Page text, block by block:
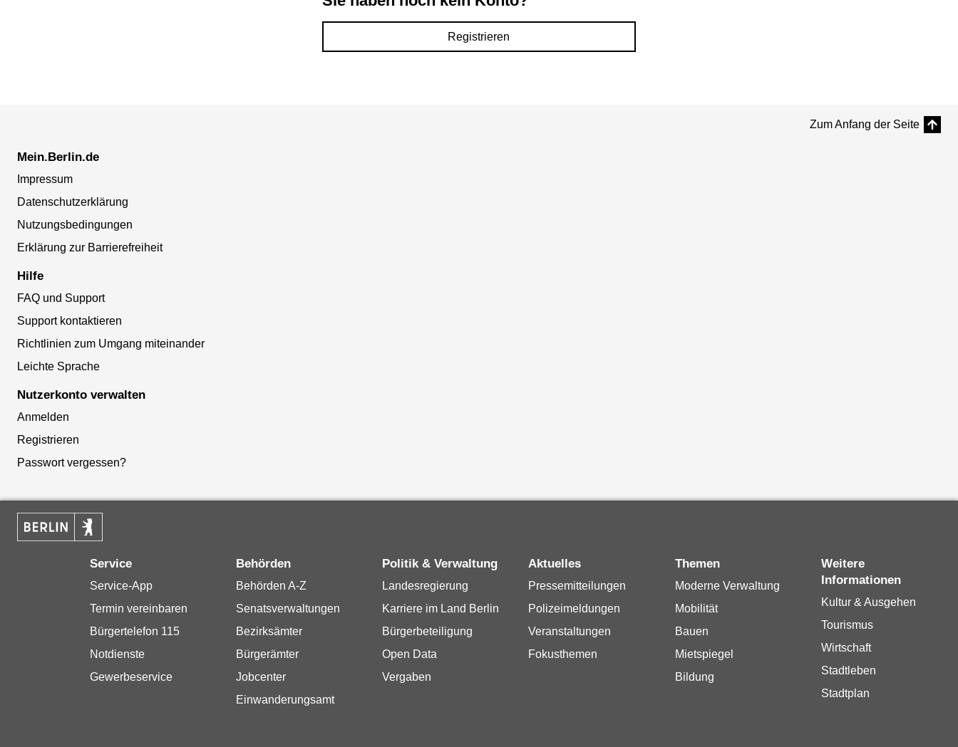
Registrieren
Zum Anfang der Seite
Mein.Berlin.de
Impressum
Datenschutzerklärung
Nutzungsbedingungen
Erklärung zur Barrierefreiheit
Hilfe
FAQ und Support
Support kontaktieren
Richtlinien zum Umgang miteinander
Leichte Sprache
Nutzerkonto verwalten
Anmelden
Registrieren
Passwort vergessen?
Service
Service-App
Termin vereinbaren
Bürgertelefon 115
Notdienste
Gewerbeservice
Behörden
Behörden A-Z
Senatsverwaltungen
Bezirksämter
Bürgerämter
Jobcenter
Einwanderungsamt
Politik & Verwaltung
Landesregierung
Karriere im Land Berlin
Bürgerbeteiligung
Open Data
Vergaben
Aktuelles
Pressemitteilungen
Polizeimeldungen
Veranstaltungen
Fokusthemen
Themen
Moderne Verwaltung
Mobilität
Bauen
Mietspiegel
Bildung
Weitere
Informationen
Kultur & Ausgehen
Tourismus
Wirtschaft
Stadtleben
Stadtplan